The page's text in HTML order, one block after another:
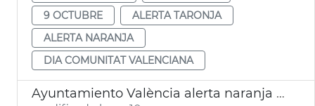
9 OCTUBRE
ALERTA TARONJA
ALERTA NARANJA
DIA COMUNITAT VALENCIANA
Ayuntamiento València alerta naranja lluvias